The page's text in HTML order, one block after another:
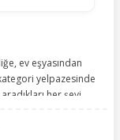
ev eşyasından
yelpazesinde
her şeyi
deneyiminize